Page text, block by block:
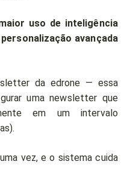
uso de inteligência
avançada
da edrone — essa
uma newsletter que
em um intervalo
vez, e o sistema cuida